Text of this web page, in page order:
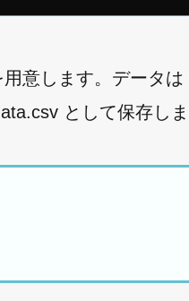
意します。データ
として保存しま